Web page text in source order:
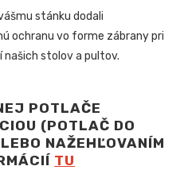
stánku dodali
ochranu vo forme zábrany pri
našich stolov a pultov.
POTLAČE
(POTLAČ DO
NAŽEHĽOVANÍM
TU